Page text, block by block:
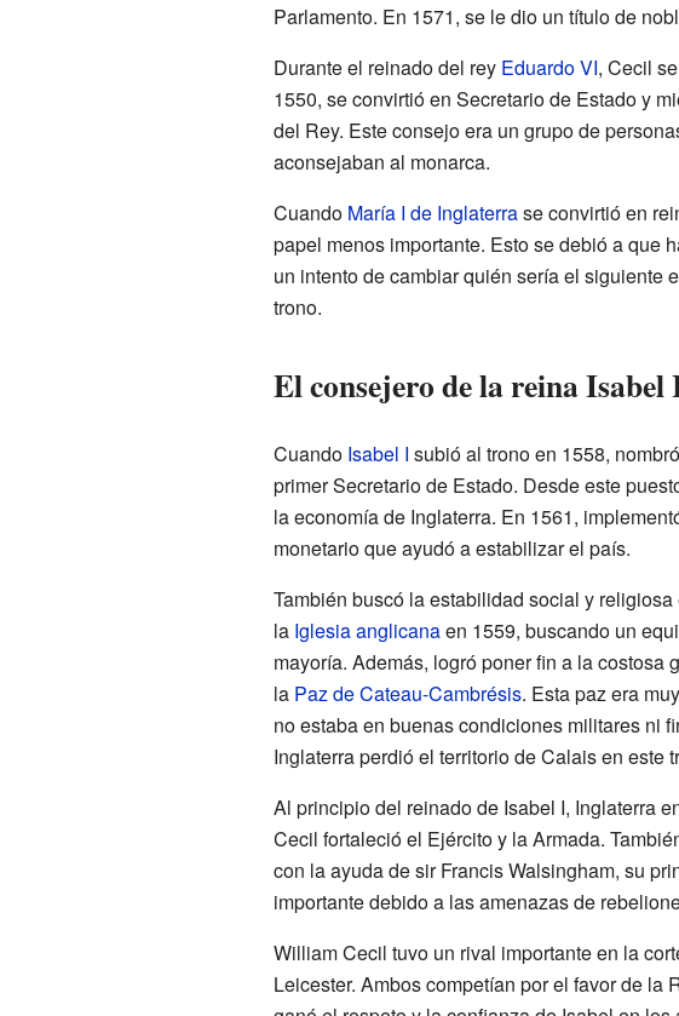
Parlamento. En 1571, se le dio un título de
Durante el reinado del rey Eduardo VI, Cecil
1550, se convirtió en Secretario de Estado y
del Rey. Este consejo era un grupo de
aconsejaban al monarca.
Cuando María I de Inglaterrase convirtió en
papel menos importante. Esto se debió a que
un intento de cambiar quién sería el siguiente
trono.
El consejero de la reina Isabel
Cuando Isabel I subió al trono en 1558,
primer Secretario de Estado. Desde este
la economía de Inglaterra. En 1561,
monetario que ayudó a estabilizar el país.
También buscó la estabilidad social y
la Iglesia anglicanaen 1559, buscando un
mayoría. Además, logró poner fin a la costosa
la Paz de Cateau-Cambrésis. Esta paz era
no estaba en buenas condiciones militares ni
Inglaterra perdió el territorio de Calais en este
Al principio del reinado de Isabel I, Inglaterra
Cecil fortaleció el Ejército y la Armada.
con la ayuda de sir Francis Walsingham, su
importante debido a las amenazas de
William Cecil tuvo un rival importante en la
Leicester. Ambos competían por el favor de la